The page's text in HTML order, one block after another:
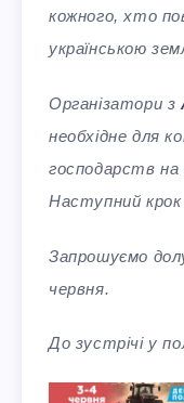
кожного, хто
українською
Організатори з
необхідне для
господарств на
Наступний
Запрошуємо
червня.
До зустрічі у